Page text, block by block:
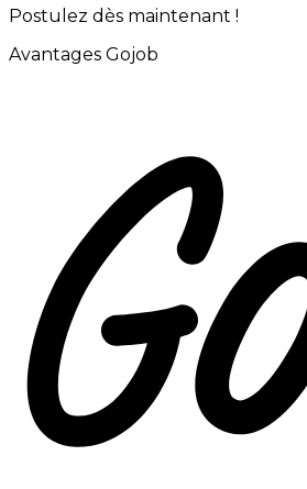
Postulez dès maintenant !
Avantages Gojob